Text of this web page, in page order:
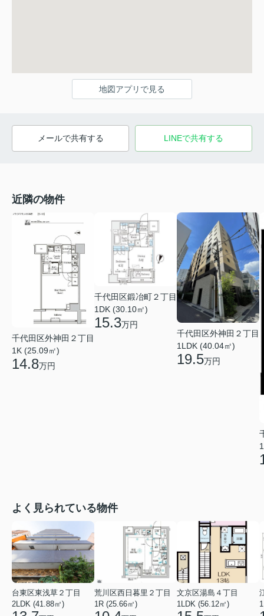
地図アプリで見る
メールで共有する LINEで共有する
近隣の物件
千代田区外神田２丁目
1K (25.09㎡)
14.8万円
千代田区鍛冶町２丁目
1DK (30.10㎡)
15.3万円
千代田区外神田２丁目
1LDK (40.04㎡)
19.5万円
よく見られている物件
台東区東浅草２丁目
2LDK (41.88㎡)
荒川区西日暮里２丁目
1R (25.66㎡)
文京区湯島４丁目
1LDK (56.12㎡)